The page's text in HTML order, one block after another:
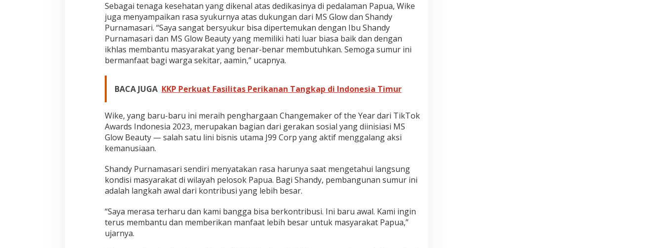
Sebagai tenaga kesehatan yang dikenal atas dedikasinya di pedalaman Papua, Wike
juga menyampaikan rasa syukurnya atas dukungan dari MS Glow dan Shandy
Purnamasari. “Saya sangat bersyukur bisa dipertemukan dengan Ibu Shandy
Purnamasari dan MS Glow Beauty yang memiliki hati luar biasa baik dan dengan
ikhlas membantu masyarakat yang benar-benar membutuhkan. Semoga sumur ini
bermanfaat bagi warga sekitar, aamin,” ucapnya.
BACA JUGA KKP Perkuat Fasilitas Perikanan Tangkap di Indonesia Timur
Wike, yang baru-baru ini meraih penghargaan Changemaker of the Year dari TikTok
Awards Indonesia 2023, merupakan bagian dari gerakan sosial yang diinisiasi MS
Glow Beauty — salah satu lini bisnis utama J99 Corp yang aktif menggalang aksi
kemanusiaan.
Shandy Purnamasari sendiri menyatakan rasa harunya saat mengetahui langsung
kondisi masyarakat di wilayah pelosok Papua. Bagi Shandy, pembangunan sumur ini
adalah langkah awal dari kontribusi yang lebih besar.
“Saya merasa terharu dan kami bangga bisa berkontribusi. Ini baru awal. Kami ingin
terus membantu dan memberikan manfaat lebih besar untuk masyarakat Papua,”
ujarnya.